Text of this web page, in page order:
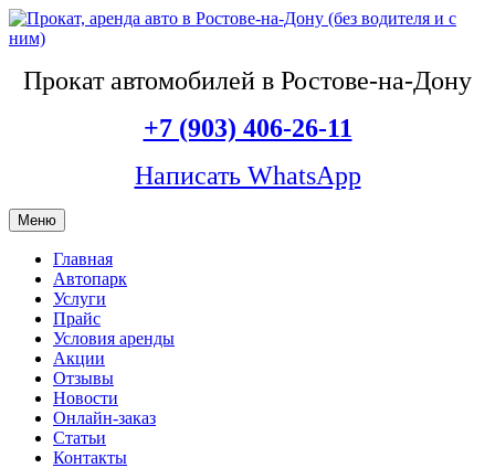
Прокат автомобилей в Ростове-на-Дону
+7 (903) 406-26-11
Написать WhatsApp
Меню
Главная
Автопарк
Услуги
Прайс
Условия аренды
Акции
Отзывы
Новости
Онлайн-заказ
Статьи
Контакты